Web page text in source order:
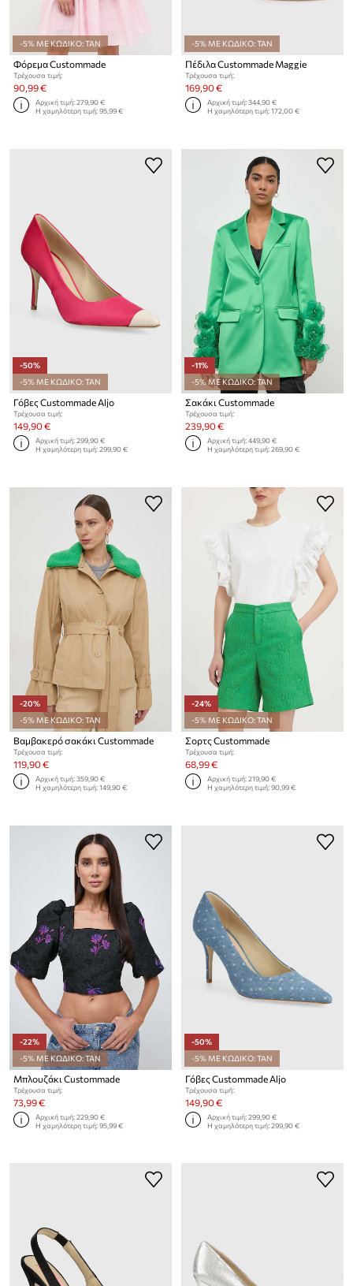
-5% ΜΕ ΚΩΔΙΚΟ: TAN
Φόρεμα Custommade
Τρέχουσα τιμή:
90,99 €
Αρχική τιμή:279,90 €
Η χαμηλότερη τιμή:95,99 €
-5% ΜΕ ΚΩΔΙΚΟ: TAN
Πέδιλα Custommade Maggie
Τρέχουσα τιμή:
169,90 €
Αρχική τιμή:344,90 €
Η χαμηλότερη τιμή:172,00 €
-50%
-5% ΜΕ ΚΩΔΙΚΟ: TAN
Γόβες Custommade Aljo
Τρέχουσα τιμή:
149,90 €
Αρχική τιμή:299,90 €
Η χαμηλότερη τιμή:299,90 €
-11%
-5% ΜΕ ΚΩΔΙΚΟ: TAN
Σακάκι Custommade
Τρέχουσα τιμή:
239,90 €
Αρχική τιμή:449,90 €
Η χαμηλότερη τιμή:269,90 €
-20%
-5% ΜΕ ΚΩΔΙΚΟ: TAN
Βαμβακερό σακάκι Custommade
Τρέχουσα τιμή:
119,90 €
Αρχική τιμή:359,90 €
Η χαμηλότερη τιμή:149,90 €
-24%
-5% ΜΕ ΚΩΔΙΚΟ: TAN
Σορτς Custommade
Τρέχουσα τιμή:
68,99 €
Αρχική τιμή:219,90 €
Η χαμηλότερη τιμή:90,99 €
-22%
-5% ΜΕ ΚΩΔΙΚΟ: TAN
Μπλουζάκι Custommade
Τρέχουσα τιμή:
73,99 €
Αρχική τιμή:229,90 €
Η χαμηλότερη τιμή:95,99 €
-50%
-5% ΜΕ ΚΩΔΙΚΟ: TAN
Γόβες Custommade Aljo
Τρέχουσα τιμή:
149,90 €
Αρχική τιμή:299,90 €
Η χαμηλότερη τιμή:299,90 €